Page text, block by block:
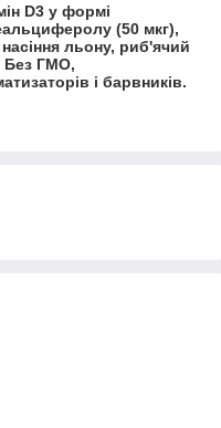
D3 у формі
(50 мкг),
насіння льону, риб'ячий
Без ГМО,
і барвників.